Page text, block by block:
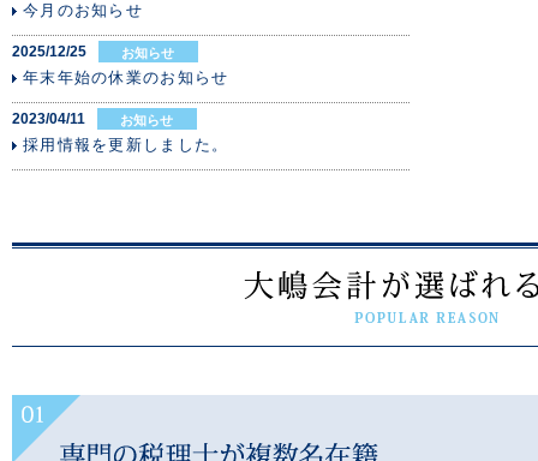
今月のお知らせ
2025/12/25 お知らせ
年末年始の休業のお知らせ
2023/04/11 お知らせ
採用情報を更新しました。